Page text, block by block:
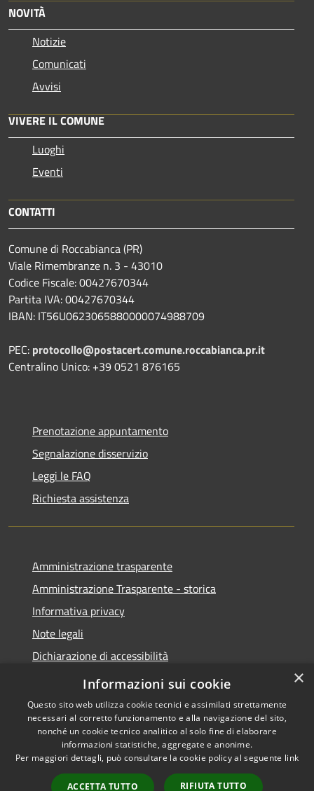
NOVITÀ
Notizie
Comunicati
Avvisi
VIVERE IL COMUNE
Luoghi
Eventi
CONTATTI
Comune di Roccabianca (PR)
Viale Rimembranze n. 3 - 43010
Codice Fiscale: 00427670344
Partita IVA: 00427670344
IBAN: IT56U0623065880000074988709
PEC: protocollo@postacert.comune.roccabianca.pr.it
Centralino Unico: +39 0521 876165
Prenotazione appuntamento
Segnalazione disservizio
Leggi le FAQ
Richiesta assistenza
Amministrazione trasparente
Amministrazione Trasparente - storica
Informativa privacy
Note legali
Dichiarazione di accessibilità
Obiettivi di accessibilità
Accessibilità
Copyright © 2026 • Comune di
Roccabianca • Powered by
Municipium• Accesso
×
Informazioni sui cookie
Questo sito web utilizza cookie tecnici e assimilati strettamente
necessari al corretto funzionamento e alla navigazione del sito,
nonché un cookie tecnico analitico al solo fine di elaborare
informazioni statistiche, aggregate e anonime.
Per maggiori dettagli, può consultare la cookie policy al seguente link
ACCETTA TUTTO RIFIUTA TUTTO